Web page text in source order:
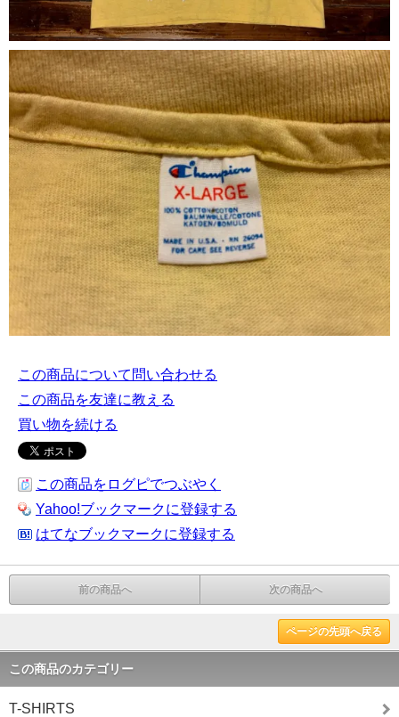
この商品について問い合わせる
この商品を友達に教える
買い物を続ける
この商品をログピでつぶやく
Yahoo!ブックマークに登録する
はてなブックマークに登録する
前の商品へ 次の商品へ
ページの先頭へ戻る
この商品のカテゴリー
T-SHIRTS